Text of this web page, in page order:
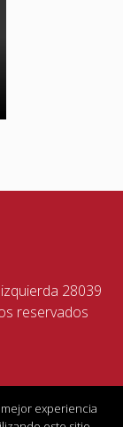
28039
reservados
experiencia